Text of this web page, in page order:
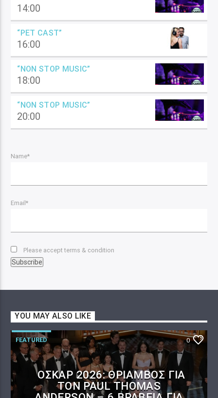
14:00
“PET CAST”
16:00
“NON STOP MUSIC”
18:00
“NON STOP MUSIC”
20:00
Name*
Email*
Please accept terms & condition
YOU MAY ALSO LIKE
FEATURED 0
ΌΣΚΑΡ 2026: ΘΡΊΑΜΒΟΣ ΓΙΑ
ΤΟΝ PAUL THOMAS